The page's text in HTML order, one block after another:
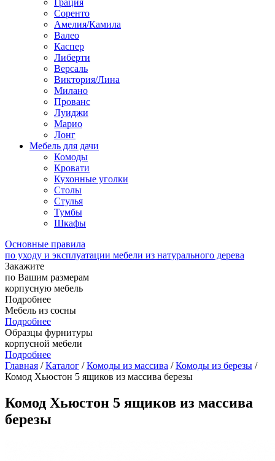
Грация
Соренто
Амелия/Камила
Валео
Каспер
Либерти
Версаль
Виктория/Лина
Милано
Прованс
Луиджи
Марио
Лонг
Мебель для дачи
Комоды
Кровати
Кухонные уголки
Столы
Стулья
Тумбы
Шкафы
Основные правила
по уходу и эксплуатации мебели из натурального дерева
Закажите
по Вашим размерам
корпусную мебель
Подробнее
Мебель из сосны
Подробнее
Образцы фурнитуры
корпусной мебели
Подробнее
Главная /Каталог /Комоды из массива /Комоды из березы /
Комод Хьюстон 5 ящиков из массива березы
Комод Хьюстон 5 ящиков из массива
березы